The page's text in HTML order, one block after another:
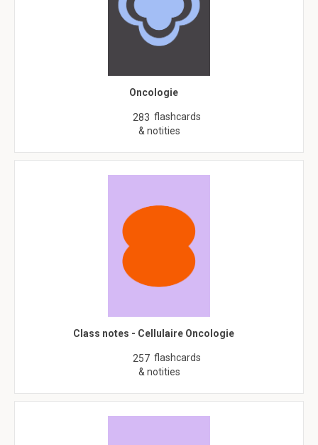
Oncologie
283 flashcards
& notities
Class notes - Cellulaire Oncologie
257 flashcards
& notities